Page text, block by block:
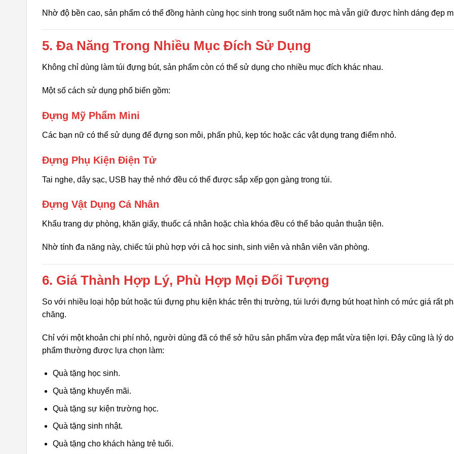
Nhờ độ bền cao, sản phẩm có thể đồng hành cùng học sinh trong suốt năm học mà vẫn giữ được hình dáng đẹp
5. Đa Năng Trong Nhiều Mục Đích Sử Dụng
Không chỉ dùng làm túi đựng bút, sản phẩm còn có thể sử dụng cho nhiều mục đích khác nhau.
Một số cách sử dụng phổ biến gồm:
Đựng Mỹ Phẩm Mini
Các bạn nữ có thể sử dụng để đựng son môi, phấn phủ, kẹp tóc hoặc các vật dụng trang điểm nhỏ.
Đựng Phụ Kiện Điện Tử
Tai nghe, dây sạc, USB hay thẻ nhớ đều có thể được sắp xếp gọn gàng trong túi.
Đựng Vật Dụng Cá Nhân
Khẩu trang dự phòng, khăn giấy, thuốc cá nhân hoặc chìa khóa đều có thể bảo quản thuận tiện.
Nhờ tính đa năng này, chiếc túi phù hợp với cả học sinh, sinh viên và nhân viên văn phòng.
6. Giá Thành Hợp Lý, Phù Hợp Mọi Đối Tượng
So với nhiều loại hộp bút hoặc túi đựng phụ kiện khác trên thị trường, túi lưới đựng bút hoạt hình có mức giá rất
chăng.
Chỉ với một khoản chi phí nhỏ, người dùng đã có thể sở hữu sản phẩm vừa đẹp mắt vừa tiện lợi. Đây cũng là lý
phẩm thường được lựa chọn làm:
Quà tặng học sinh.
Quà tặng khuyến mãi.
Quà tặng sự kiện trường học.
Quà tặng sinh nhật.
Quà tặng cho khách hàng trẻ tuổi.